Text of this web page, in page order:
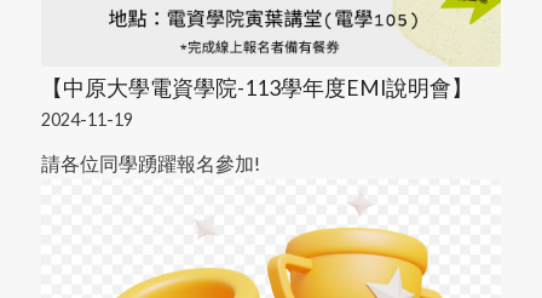
【中原大學電資學院-113學年度EMI說明會】
2024-11-19
請各位同學踴躍報名參加!